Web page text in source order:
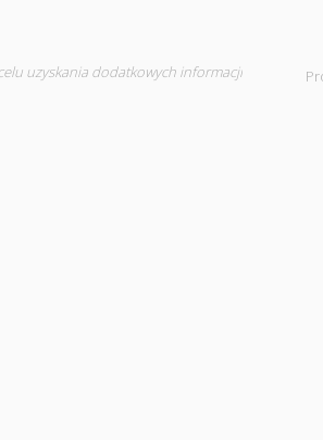
uzyskania dodatkowych informacji